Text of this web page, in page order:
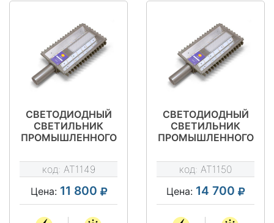
СВЕТОДИОДНЫЙ
СВЕТИЛЬНИК
ПРОМЫШЛЕННОГО
ДКУ-11-90 ТИП
STREET
код: AT1149
Цена: 11 800
СВЕТОДИОДНЫЙ
СВЕТИЛЬНИК
ПРОМЫШЛЕННОГО
ДКУ-11-130 ТИП
STREET
код: AT1150
Цена: 14 700